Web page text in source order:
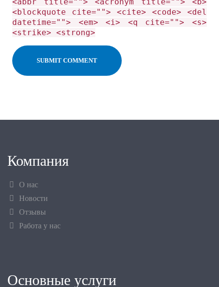
<blockquote cite=""> <cite> <code> <del
datetime=""> <em> <i> <q cite=""> <s>
<strike> <strong>
Компания
О нас
Новости
Отзывы
Работа у нас
Основные услуги